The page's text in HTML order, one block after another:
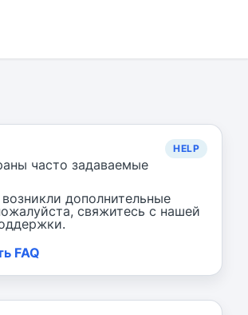
HELP
часто задаваемые
дополнительные
свяжитесь с нашей
FAQ